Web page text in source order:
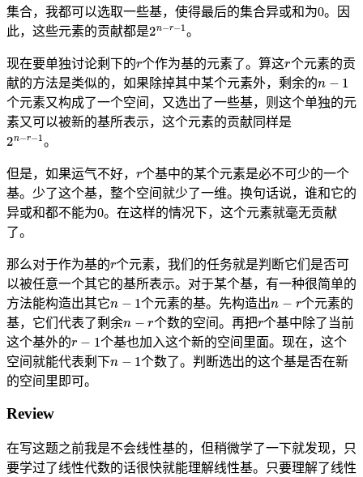
集合，我都可以选取一些基，使得最后的集合异或和为0。因
此，这些元素的贡献都是2n−r −。
现在要单独讨论剩下的 个作为基的元素了。算这 个元素的贡
献的方法是类似的，如果除掉其中某个元素外，剩余的
个元素又构成了一个空间，又选出了一些基，则这个单独的元
素又可以被新的基所表示，这个元素的贡献同样是
2n −r −。
但是，如果运气不好，
个基中的某个元素是必不可少的一个
基。少了这个基，整个空间就少了一维。换句话说，谁和它的
异或和都不能为0。在这样的情况下，这个元素就毫无贡献
了。
那么对于作为基的 个元素，我们的任务就是判断它们是否可
以被任意一个其它的基所表示。对于某个基，有一种很简单的
方法能构造出其它
个元素的基。先构造出
个元素的
基，它们代表了剩余
个数的空间。再把 个基中除了当前
这个基外的
个基也加入这个新的空间里面。现在，这个
空间就能代表剩下
个数了。判断选出的这个基是否在新
的空间里即可。
Review
在写这题之前我是不会线性基的，但稍微学了一下就发现，只
要学过了线性代数的话很快就能理解线性基。只要理解了线性